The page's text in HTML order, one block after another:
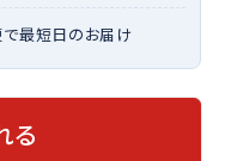
最短日のお届け
る